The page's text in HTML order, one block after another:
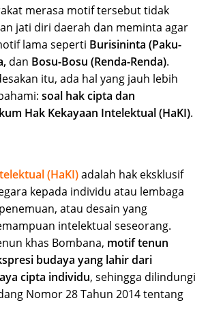
merasa motif tersebut tidak
jati diri daerah dan meminta agar
lama seperti Burisininta (Paku-
dan Bosu-Bosu (Renda-Renda).
itu, ada hal yang jauh lebih
soal hak cipta dan
Hak Kekayaan Intelektual (HaKI).
(HaKI)adalah hak eksklusif
kepada individu atau lembaga
atau desain yang
intelektual seseorang.
khas Bombana, motif tenun
budaya yang lahir dari
cipta individu, sehingga dilindungi
Nomor 28 Tahun 2014 tentang